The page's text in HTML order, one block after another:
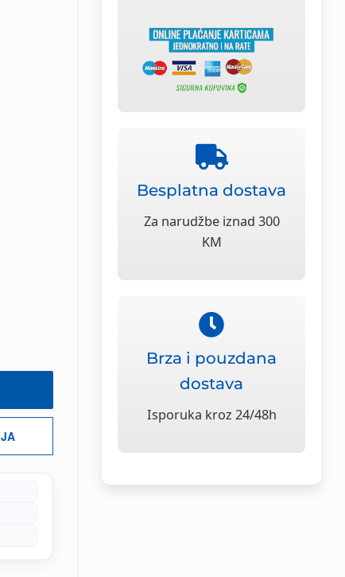
Besplatna dostava
Za narudžbe iznad 300
KM
Brza i pouzdana
dostava
Isporuka kroz 24/48h